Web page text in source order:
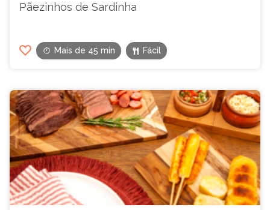
Pãezinhos de Sardinha
Mais de 45 min Fácil